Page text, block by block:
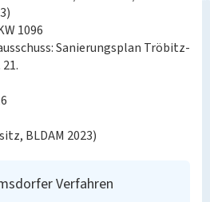
1096
Sanierungsplan Tröbitz-
BLDAM 2023)
Verfahren